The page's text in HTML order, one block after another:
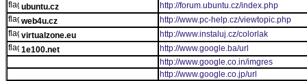
ubuntu.cz
http://forum.ubuntu.cz/index.php
web4u.cz
http://www.pc-help.cz/viewtopic.php
virtualzone.eu
http://www.instaluj.cz/colorlak
1e100.net
http://www.google.ba/url
http://www.google.co.in/imgres
http://www.google.co.jp/url